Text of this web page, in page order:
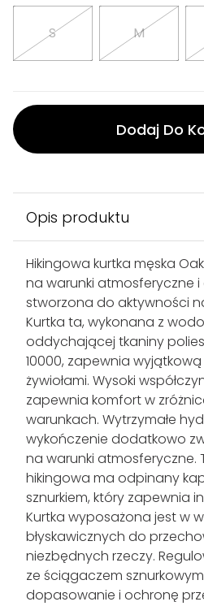
S M
Dodaj Do
Opis produktu
Hikingowa kurtka męska
na warunki atmosferyczne
stworzona do aktywności
Kurtka ta, wykonana z
oddychającej tkaniny
10000, zapewnia
żywiołami. Wysoki
zapewnia komfort w
warunkach. Wytrzymałe
wykończenie dodatkowo
na warunki atmosferyczne.
hikingowa ma odpinany
sznurkiem, który zapewnia
Kurtka wyposażona jest w
błyskawicznych do
niezbędnych rzeczy.
ze ściągaczem
dopasowanie i ochronę